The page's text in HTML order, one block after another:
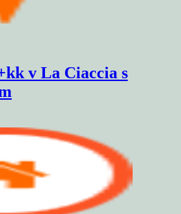
v La Ciaccia s